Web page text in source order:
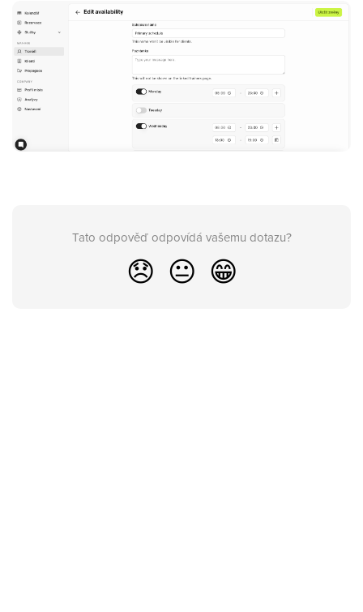
Tato odpověď odpovídá vašemu dotazu?
😞 😐 😁